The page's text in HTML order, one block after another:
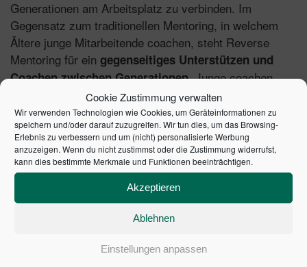
Cookie Zustimmung verwalten
Wir verwenden Technologien wie Cookies, um Geräteinformationen zu
speichern und/oder darauf zuzugreifen. Wir tun dies, um das Browsing-
Erlebnis zu verbessern und um (nicht) personalisierte Werbung
anzuzeigen. Wenn du nicht zustimmst oder die Zustimmung widerrufst,
kann dies bestimmte Merkmale und Funktionen beeinträchtigen.
Akzeptieren
Ablehnen
Einstellungen anpassen
Generationen am Arbeitsplatz zu verbinden. Im
Gegensatz zum traditionellen Mentoring, in welchem
Ältere junge Mitarbeitende coachen, steht Reverse
Mentoring für ein gegenseitiges Unterstützen und
Coachen zwischen Generationen. Junge coachen
Ältere vor allem im BereichDigitalisierung und der
sozialen Netzwerke, wohingegen Ältere ihre
Führungs- und Lebenserfahrungweitergeben. Durch
den Wissenstransfer und die gegenseitige
Unterstützung werden Innovationen gefördert und das
Unternehmen zukunftsfähig aufgestellt.